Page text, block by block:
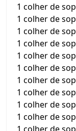
1 colher de
1 colher de
1 colher de
1 colher de
1 colher de
1 colher de
1 colher de
1 colher de
1 colher de
1 colher de